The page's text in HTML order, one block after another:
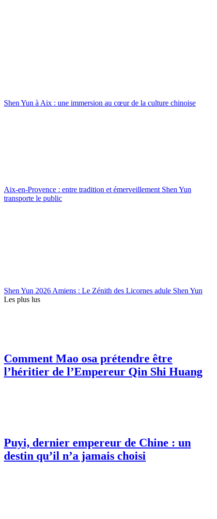
Shen Yun à Aix : une immersion au cœur de la culture chinoise
Aix-en-Provence : entre tradition et émerveillement Shen Yun
transporte le public
Shen Yun 2026 Amiens : Le Zénith des Licornes adule Shen Yun
Les plus lus
Comment Mao osa prétendre être
l’héritier de l’Empereur Qin Shi Huang
Puyi, dernier empereur de Chine : un
destin qu’il n’a jamais choisi